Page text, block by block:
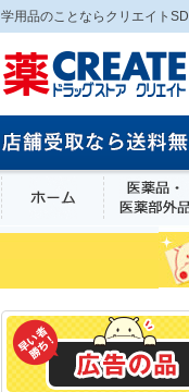
学用品のことならクリエイト
ホーム